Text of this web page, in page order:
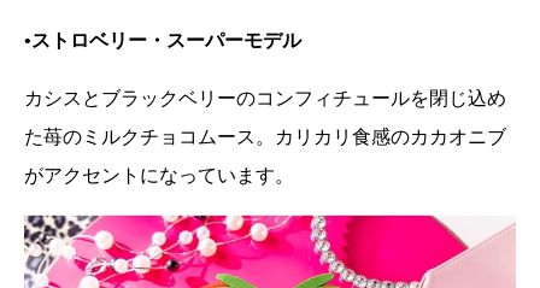
•ストロベリー・スーパーモデル
カシスとブラックベリーのコンフィチュールを閉じ込め
た苺のミルクチョコムース。カリカリ食感のカカオニブ
がアクセントになっています。